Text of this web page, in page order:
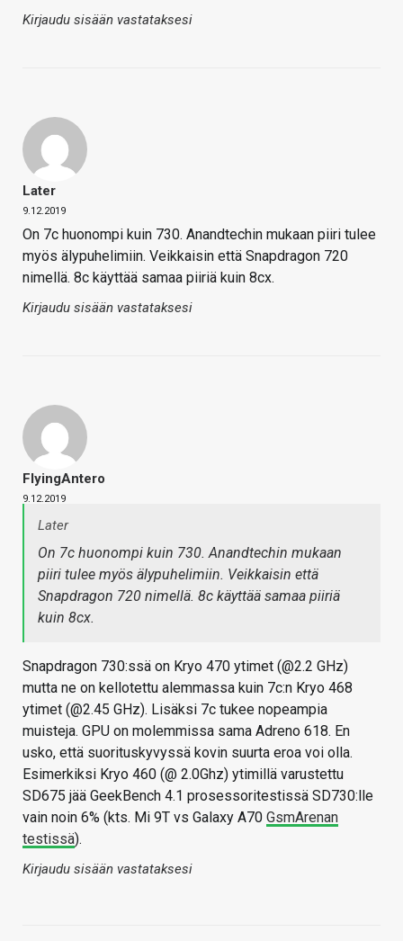
Kirjaudu sisään vastataksesi
Later
9.12.2019
On 7c huonompi kuin 730. Anandtechin mukaan piiri tulee
myös älypuhelimiin. Veikkaisin että Snapdragon 720
nimellä. 8c käyttää samaa piiriä kuin 8cx.
Kirjaudu sisään vastataksesi
FlyingAntero
9.12.2019
Later
On 7c huonompi kuin 730. Anandtechin mukaan
piiri tulee myös älypuhelimiin. Veikkaisin että
Snapdragon 720 nimellä. 8c käyttää samaa piiriä
kuin 8cx.
Snapdragon 730:ssä on Kryo 470 ytimet (@2.2 GHz)
mutta ne on kellotettu alemmassa kuin 7c:n Kryo 468
ytimet (@2.45 GHz). Lisäksi 7c tukee nopeampia
muisteja. GPU on molemmissa sama Adreno 618. En
usko, että suorituskyvyssä kovin suurta eroa voi olla.
Esimerkiksi Kryo 460 (@ 2.0Ghz) ytimillä varustettu
SD675 jää GeekBench 4.1 prosessoritestissä SD730:lle
vain noin 6% (kts. Mi 9T vs Galaxy A70 GsmArenan
testissä).
Kirjaudu sisään vastataksesi